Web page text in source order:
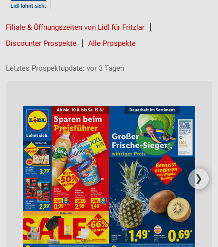
Filiale & Öffnungszeiten von Lidl für Fritzlar
Discounter Prospekte
Alle Prospekte
Letztes Prospektupdate: vor 3 Tagen
❯